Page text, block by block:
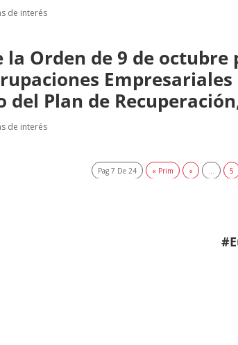
de interés
la Orden de 9 de
del Plan de
de interés
Pag 7 De 24 « Prim « 5